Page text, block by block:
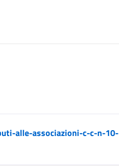
alle-associazioni-c-c-n-10-